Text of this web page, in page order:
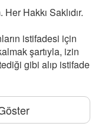
Hakkı Saklıdır.
istifadesi için
şartıyla, izin
gibi alıp istifade